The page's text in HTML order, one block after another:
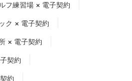
フ練習場 × 電子契約
ク × 電子契約
× 電子契約
契約
約